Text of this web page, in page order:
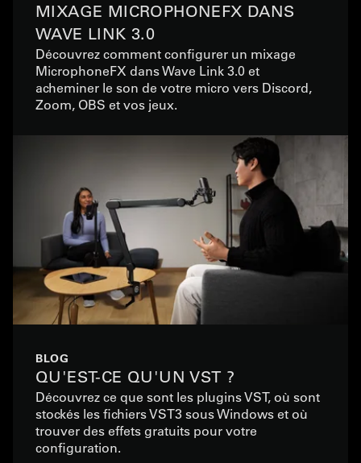
MIXAGE MICROPHONEFX DANS
WAVE LINK 3.0
Découvrez comment configurer un mixage
MicrophoneFX dans Wave Link 3.0 et
acheminer le son de votre micro vers Discord,
Zoom, OBS et vos jeux.
BLOG
QU'EST-CE QU'UN VST ?
Découvrez ce que sont les plugins VST, où sont
stockés les fichiers VST3 sous Windows et où
trouver des effets gratuits pour votre
configuration.